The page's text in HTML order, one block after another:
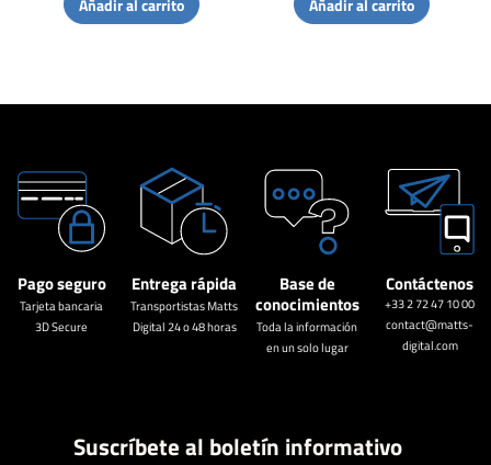
Añadir al carrito Añadir al carrito
Pago seguro
Tarjeta bancaria
3D Secure
Entrega rápida
Transportistas Matts
Digital 24 o 48 horas
Base de
conocimientos
Toda la información
en un solo lugar
Contáctenos
+33 2 72 47 10 00
contact@matts-
digital.com
Suscríbete al boletín informativo